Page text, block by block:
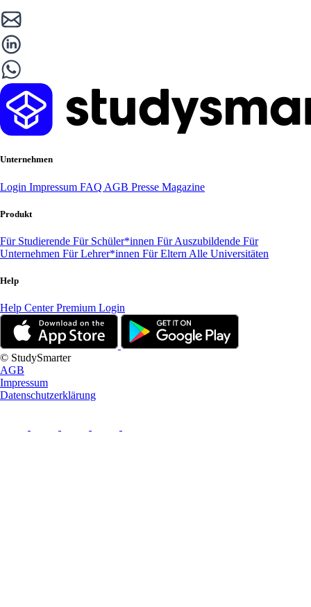
Unternehmen
Login Impressum FAQ AGB Presse Magazine
Produkt
Für Studierende Für Schüler*innen Für Auszubildende Für
Unternehmen Für Lehrer*innen Für Eltern Alle Universitäten
Help
Help CenterPremium Login
© StudySmarter
AGB
Impressum
Datenschutzerklärung